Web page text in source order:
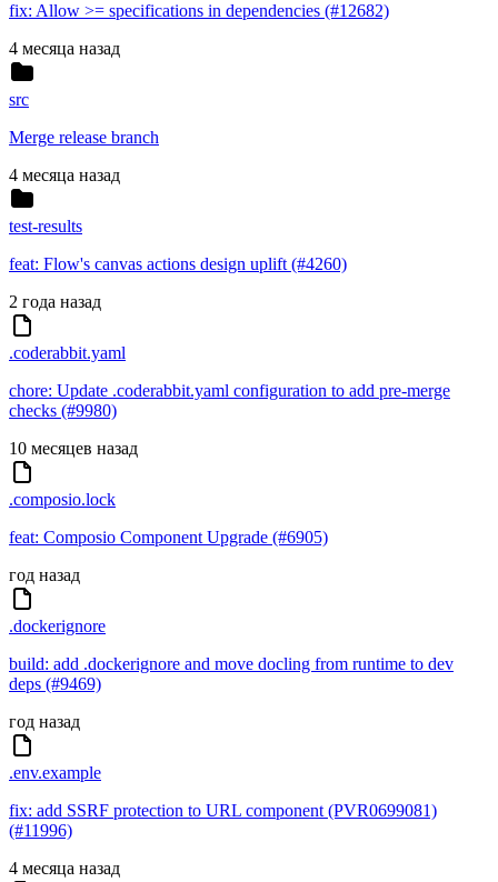
fix: Allow >= specifications in dependencies (#12682)
4 месяца назад
src
Merge release branch
4 месяца назад
test-results
feat: Flow's canvas actions design uplift (#4260)
2 года назад
.coderabbit.yaml
chore: Update .coderabbit.yaml configuration to add pre-merge
checks (#9980)
10 месяцев назад
.composio.lock
feat: Composio Component Upgrade (#6905)
год назад
.dockerignore
build: add .dockerignore and move docling from runtime to dev
deps (#9469)
год назад
.env.example
fix: add SSRF protection to URL component (PVR0699081)
(#11996)
4 месяца назад